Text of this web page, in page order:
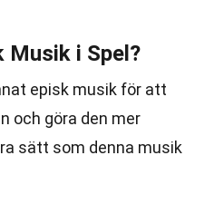
Musik i Spel?
episk musik för att
och göra den mer
sätt som denna musik